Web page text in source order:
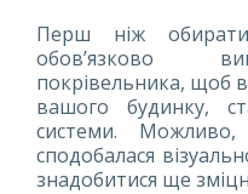
Перш ніж
обов’язково
покрівельника, щоб
вашого будинку,
системи.
сподобалася
знадобитися ще